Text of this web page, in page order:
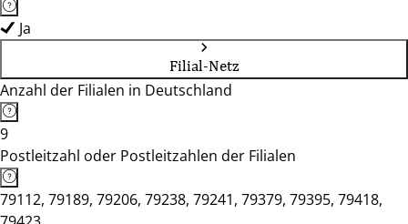
Ja
Filial-Netz
Anzahl der Filialen in Deutschland
9
Postleitzahl oder Postleitzahlen der Filialen
79112, 79189, 79206, 79238, 79241, 79379, 79395, 79418,